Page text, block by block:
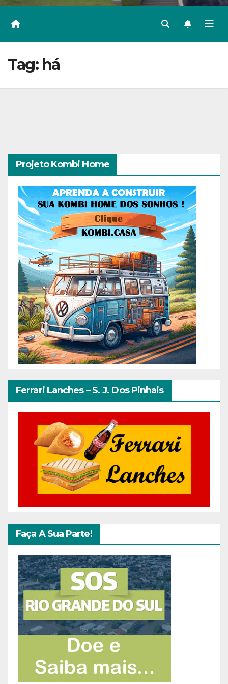
Tag: há
Projeto Kombi Home
Ferrari Lanches – S. J. Dos Pinhais
Faça A Sua Parte!